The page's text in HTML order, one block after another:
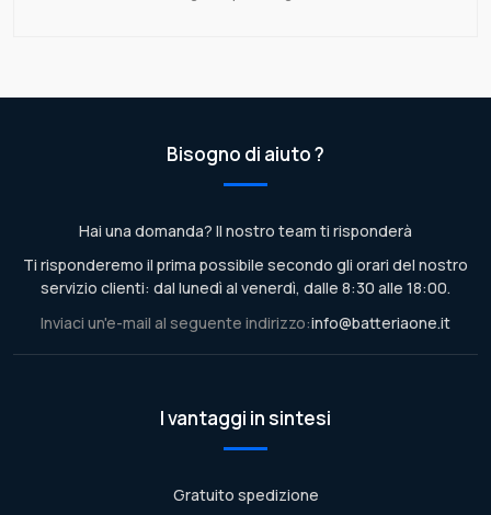
Bisogno di aiuto ?
Hai una domanda? Il nostro team ti risponderà
Ti risponderemo il prima possibile secondo gli orari del nostro
servizio clienti: dal lunedì al venerdì, dalle 8:30 alle 18:00.
Inviaci un'e-mail al seguente indirizzo:info@batteriaone.it
I vantaggi in sintesi
Gratuito spedizione